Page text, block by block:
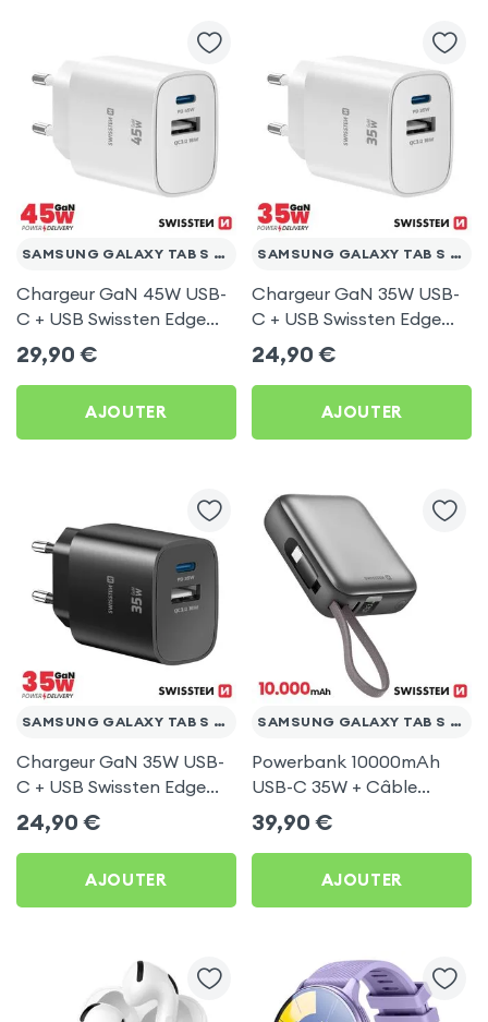
SAMSUNG GALAXY TAB S 10.5
Chargeur GaN 45W USB-
C + USB Swissten Edge
Blanc pour Samsung
Galaxy Tab S 10.5
29,90 €
AJOUTER
SAMSUNG GALAXY TAB S 10.5
Chargeur GaN 35W USB-
C + USB Swissten Edge
Blanc pour Samsung
Galaxy Tab S 10.5
24,90 €
AJOUTER
SAMSUNG GALAXY TAB S 10.5
Chargeur GaN 35W USB-
C + USB Swissten Edge
Noir pour Samsung
Galaxy Tab S 10.5
24,90 €
AJOUTER
SAMSUNG GALAXY TAB S 10.5
Powerbank 10000mAh
USB-C 35W + Câble
Argent Swissten Space
pour Samsung Galaxy
Tab S 10.5
39,90 €
AJOUTER